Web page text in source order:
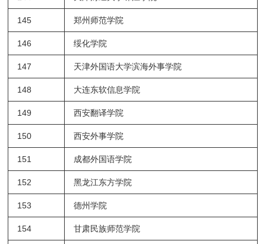
145 郑州师范学院
146 绥化学院
147 天津外国语大学滨海外事学院
148 大连东软信息学院
149 西安翻译学院
150 西安外事学院
151 成都外国语学院
152 黑龙江东方学院
153 德州学院
154 甘肃民族师范学院